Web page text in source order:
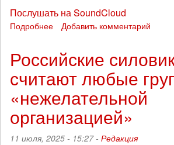
Послушать на SoundCloud
Подробнее
людей:
порядка
и
хаоса»,
эпизод
Добавить комментарий
Российские
считают любые
«нежелательной
организацией»
11 июля, 2025 - 15:27 - Редакция